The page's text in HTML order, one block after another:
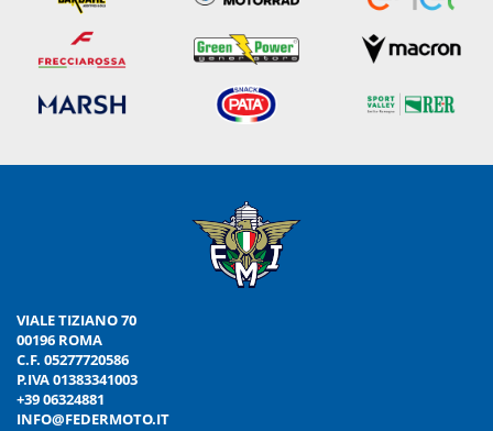
VIALE TIZIANO 70
00196 ROMA
C.F. 05277720586
P.IVA 01383341003
+39 06324881
INFO@FEDERMOTO.IT